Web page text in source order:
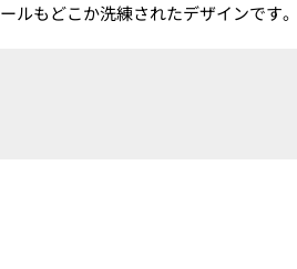
ルもどこか洗練されたデザインです。